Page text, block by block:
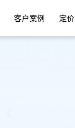
客户案例 定价